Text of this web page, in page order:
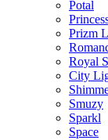
Potal
Prizm
Royal
City
Smuzy
Sparkl
Space